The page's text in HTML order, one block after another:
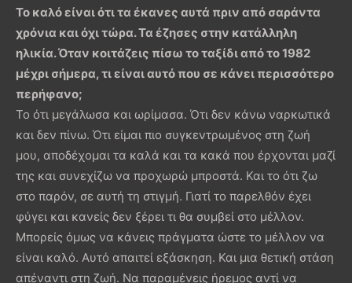
Το καλό είναι ότι τα έκανες αυτά πριν από σαράντα
χρόνια και όχι τώρα. Τα έζησες στην κατάλληλη
ηλικία. Όταν κοιτάζεις πίσω το ταξίδι από το 1982
μέχρι σήμερα, τι είναι αυτό που σε κάνει περισσότερο
περήφανο;
Το ότι μεγάλωσα και ωρίμασα. Ότι δεν κάνω ναρκωτικά
και δεν πίνω. Ότι είμαι πιο συγκεντρωμένος στη ζωή
μου, αποδέχομαι τα καλά και τα κακά που έρχονται μαζί
της και συνεχίζω να προχωρώ μπροστά. Και το ότι ζω
στο παρόν, σε αυτή τη στιγμή. Γιατί το παρελθόν έχει
φύγει και κανείς δεν ξέρει τι θα συμβεί στο μέλλον.
Μπορείς όμως να κάνεις πράγματα ώστε το μέλλον να
είναι καλό. Αυτό απαιτεί εξάσκηση. Και μια θετική στάση
απέναντι στη ζωή. Να παραμένεις ήρεμος αντί να